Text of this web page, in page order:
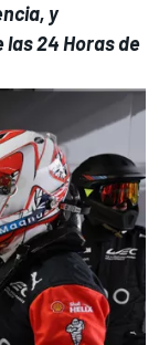
y
24 Horas de